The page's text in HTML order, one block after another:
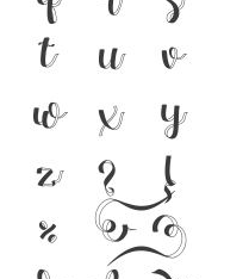
t
u v
w x y
z ?
!
% ( )